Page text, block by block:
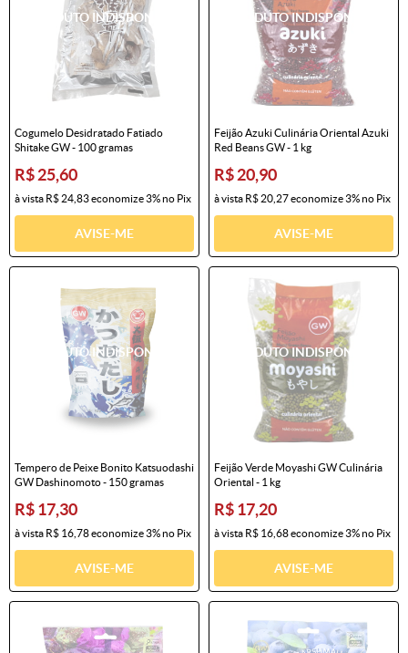
Cogumelo Desidratado Fatiado
Shitake GW - 100 gramas
R$ 25,60
à vista R$ 24,83economize3%no Pix
AVISE-ME
Feijão Azuki Culinária Oriental Azuki
Red Beans GW - 1 kg
R$ 20,90
à vista R$ 20,27economize3%no Pix
AVISE-ME
Tempero de Peixe Bonito Katsuodashi
GW Dashinomoto - 150 gramas
R$ 17,30
à vista R$ 16,78economize3%no Pix
AVISE-ME
Feijão Verde Moyashi GW Culinária
Oriental - 1 kg
R$ 17,20
à vista R$ 16,68economize3%no Pix
AVISE-ME